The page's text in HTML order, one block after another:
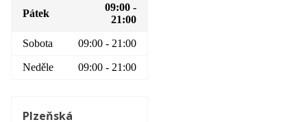
Pátek
09:00 -
21:00
Sobota 09:00 - 21:00
Neděle 09:00 - 21:00
Plzeňská